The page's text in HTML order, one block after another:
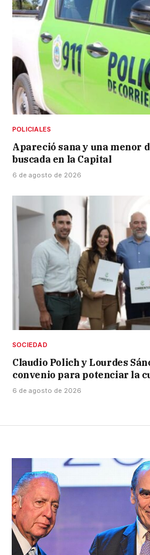
POLICIALES
Apareció sana y una menor
buscada en la Capital
6 de agosto de 2026
SOCIEDAD
Claudio Polich y Lourdes
convenio para potenciar la
6 de agosto de 2026